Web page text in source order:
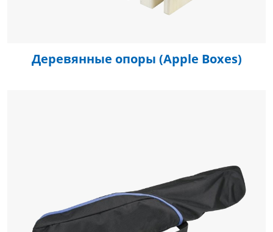
Деревянные опоры (Apple Boxes)